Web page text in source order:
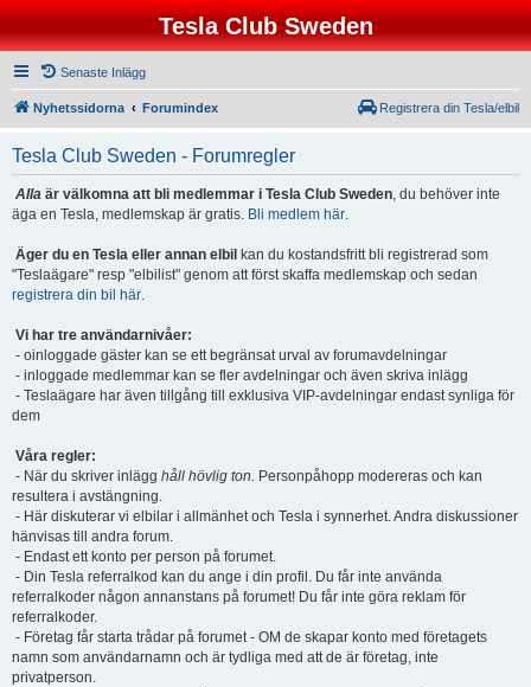
Tesla Club Sweden
Senaste Inlägg
Nyhetssidorna Forumindex Registrera din Tesla/elbil
Tesla Club Sweden - Forumregler
Alla är välkomna att bli medlemmar i Tesla Club Sweden, du behöver inte
äga en Tesla, medlemskap är gratis. Bli medlem här.
Äger du en Tesla eller annan elbil kan du kostandsfritt bli registrerad som
"Teslaägare" resp "elbilist" genom att först skaffa medlemskap och sedan
registrera din bil här.
Vi har tre användarnivåer:
- oinloggade gäster kan se ett begränsat urval av forumavdelningar
- inloggade medlemmar kan se fler avdelningar och även skriva inlägg
- Teslaägare har även tillgång till exklusiva VIP-avdelningar endast synliga för
dem
Våra regler:
- När du skriver inlägg håll hövlig ton. Personpåhopp modereras och kan
resultera i avstängning.
- Här diskuterar vi elbilar i allmänhet och Tesla i synnerhet. Andra diskussioner
hänvisas till andra forum.
- Endast ett konto per person på forumet.
- Din Tesla referralkod kan du ange i din profil. Du får inte använda
referralkoder någon annanstans på forumet! Du får inte göra reklam för
referralkoder.
- Företag får starta trådar på forumet - OM de skapar konto med företagets
namn som användarnamn och är tydliga med att de är företag, inte
privatperson.